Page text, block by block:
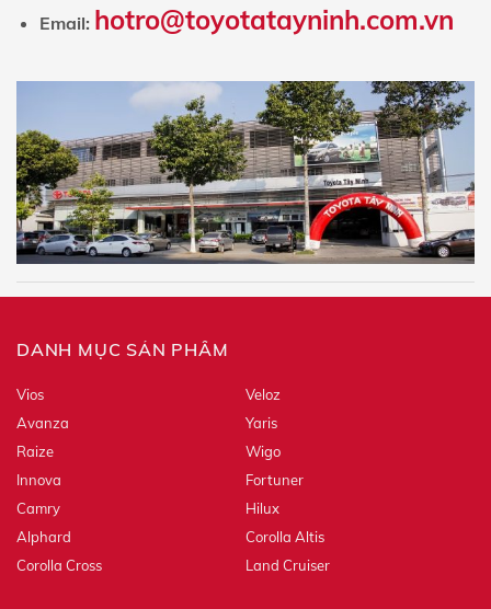
Email: hotro@toyotatayninh.com.vn
DANH MỤC SẢN PHẨM
Vios
Veloz
Avanza
Yaris
Raize
Wigo
Innova
Fortuner
Camry
Hilux
Alphard
Corolla Altis
Corolla Cross
Land Cruiser